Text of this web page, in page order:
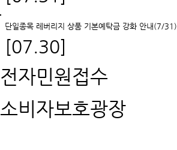
단일종목 레버리지 상품 기본예탁금 강화 안내(7/31)
[07.30]
전자민원접수
소비자보호광장